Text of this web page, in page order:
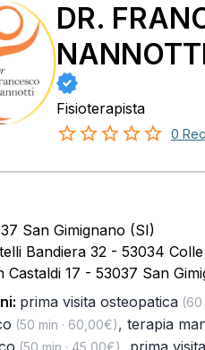
DR.
Fisioterapista
0
San Gimignano (SI)
Bandiera 32 - 53034
Castaldi 17 - 53037 San
prima visita osteopatica(60
(50 min · 60,00€), terapia
(50 min · 45,00€), prima